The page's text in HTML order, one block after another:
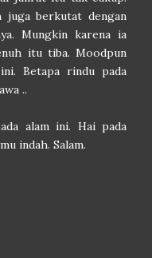
juga berkutat dengan
Mungkin karena ia
itu tiba. Moodpun
Betapa rindu pada
..
alam ini. Hai pada
indah. Salam.